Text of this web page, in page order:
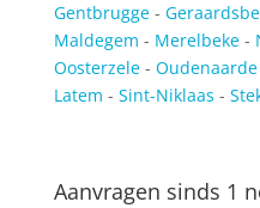
Gentbrugge-
Maldegem - Merelbeke -
Oosterzele- Oudenaarde
Latem - Sint-Niklaas -
Aanvragen sinds 1